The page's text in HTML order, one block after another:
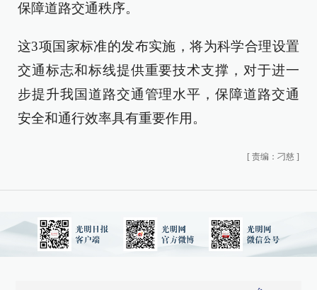
保障道路交通秩序。
这3项国家标准的发布实施，将为科学合理设置
交通标志和标线提供重要技术支撑，对于进一
步提升我国道路交通管理水平，保障道路交通
安全和通行效率具有重要作用。
[ 责编：刁慈 ]